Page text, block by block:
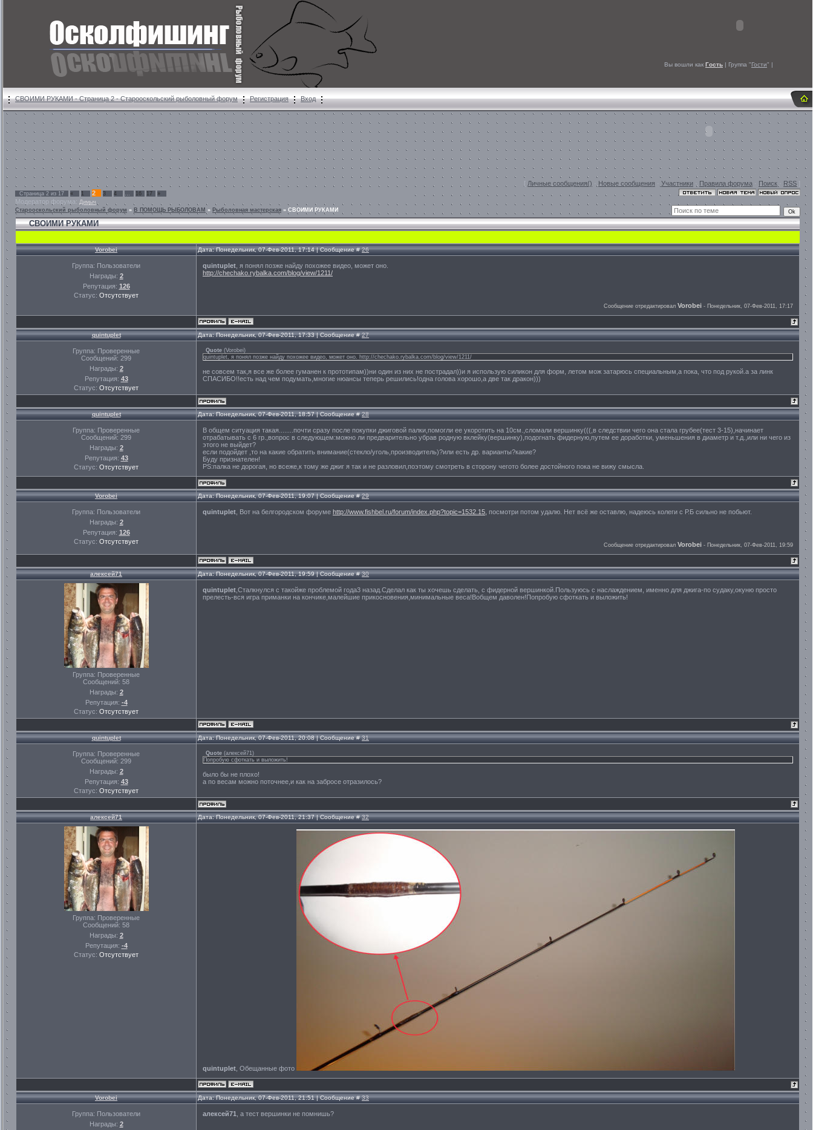
Вы вошли как Гость | Группа "Гости" |
СВОИМИ РУКАМИ - Страница 2 - Старооскольский рыболовный форум Регистрация Вход
[ Личные сообщения() Новые сообщения Участники Правила форума Поиск RSS ]
Страница 2 из 17 « 1 2 3 4 … 16 17 »
Модератор форума: Димыч
Старооскольский рыболовный форум » В ПОМОЩЬ РЫБОЛОВАМ » Рыболовная мастерская » СВОИМИ РУКАМИ
СВОИМИ РУКАМИ
Vorobei Дата: Понедельник, 07-Фев-2011, 17:14 | Сообщение #26
Группа: Пользователи
Награды: 2
Репутация: 126
Статус: Отсутствует
quintuplet , я понял позже найду похожее видео, может оно.
http://chechako.rybalka.com/blog/view/1211/
Сообщение отредактировал Vorobei - Понедельник, 07-Фев-2011, 17:17
quintuplet Дата: Понедельник, 07-Фев-2011, 17:33 | Сообщение #27
Группа: Проверенные
Сообщений: 299
Награды: 2
Репутация: 43
Статус: Отсутствует
Quote (Vorobei)
quintuplet, я понял позже найду похожее видео, может оно. http://chechako.rybalka.com/blog/view/1211/
не совсем так,я все же более гуманен к прототипам))ни один из них не пострадал))и я использую силикон для форм, летом мож затарюсь специальным,а пока, что под рукой.а за линк
СПАСИБО!!есть над чем подумать,многие нюансы теперь решились!одна голова хорошо,а две так дракон)))
quintuplet Дата: Понедельник, 07-Фев-2011, 18:57 | Сообщение #28
Группа: Проверенные
Сообщений: 299
Награды: 2
Репутация: 43
Статус: Отсутствует
В общем ситуация такая........почти сразу после покупки джиговой палки,помогли ее укоротить на 10см.,сломали вершинку(((,в следствии чего она стала грубее(тест 3-15),начинает
отрабатывать с 6 гр.,вопрос в следующем:можно ли предварительно убрав родную вклейку(вершинку),подогнать фидерную,путем ее доработки, уменьшения в диаметр и т.д.,или ни чего из
этого не выйдет?
если подойдет ,то на какие обратить внимание(стекло/уголь,производитель)?или есть др. варианты?какие?
Буду признателен!
PS:палка не дорогая, но всеже,к тому же джиг я так и не разловил,поэтому смотреть в сторону чегото более достойного пока не вижу смысла.
Vorobei Дата: Понедельник, 07-Фев-2011, 19:07 | Сообщение #29
Группа: Пользователи
Награды: 2
Репутация: 126
Статус: Отсутствует
quintuplet , Вот на белгородском форуме http://www.fishbel.ru/forum/index.php?topic=1532.15, посмотри потом удалю. Нет всё же оставлю, надеюсь колеги с Р.Б сильно не побьют.
Сообщение отредактировал Vorobei - Понедельник, 07-Фев-2011, 19:59
алексей71 Дата: Понедельник, 07-Фев-2011, 19:59 | Сообщение #30
Группа: Проверенные
Сообщений: 58
Награды: 2
Репутация: -4
Статус: Отсутствует
quintuplet ,Сталкнулся с такойже проблемой года3 назад.Сделал как ты хочешь сделать, с фидерной вершинкой.Пользуюсь с наслаждением, именно для джига-по судаку,окуню просто
прелесть-вся игра приманки на кончике,малейшие прикосновения,минимальные веса!Вобщем даволен!Попробую сфоткать и выложить!
quintuplet Дата: Понедельник, 07-Фев-2011, 20:08 | Сообщение #31
Группа: Проверенные
Сообщений: 299
Награды: 2
Репутация: 43
Статус: Отсутствует
Quote (алексей71)
Попробую сфоткать и выложить!
было бы не плохо!
а по весам можно поточнее,и как на забросе отразилось?
алексей71 Дата: Понедельник, 07-Фев-2011, 21:37 | Сообщение #32
Группа: Проверенные
Сообщений: 58
Награды: 2
Репутация: -4
Статус: Отсутствует
quintuplet , Обещанные фото
Vorobei Дата: Понедельник, 07-Фев-2011, 21:51 | Сообщение #33
Группа: Пользователи
Награды: 2
алексей71 , а тест вершинки не помнишь?